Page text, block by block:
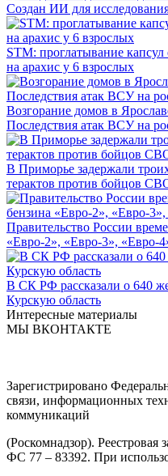
Создан ИИ для
STM: проглатывание
на арахис у 6 взрослых
Возгорание домов в
Последствия атак ВСУ на
В Приморье задержали
терактов против бойцов
Правительство России
«Евро-2», «Евро-3», «Евро-
В СК РФ рассказали о 640
Курскую область
Интересные материалы
МЫ ВКОНТАКТЕ
Зарегистрировано
связи, информационных
коммуникаций
(Роскомнадзор).
ФС 77 – 83392. При